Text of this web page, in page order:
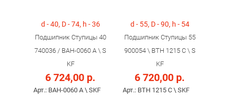
d - 40, D - 74, h - 36
Подшипник Ступицы 40
740036 / BAH-0060 A \ S
KF
6 724,00 р.
Арт.: BAH-0060 A \ SKF
d - 55, D - 90, h - 54
Подшипник Ступицы 55
900054 \ BTH 1215 C \ S
KF
6 720,00 р.
Арт.: BTH 1215 C \ SKF